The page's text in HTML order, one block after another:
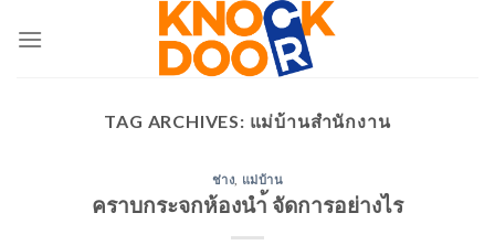
TAG ARCHIVES: แม่บ้านสำนักงาน
ช่าง แม่บ้าน
คราบกระจกห้องนำ้ จัดการอย่างไร